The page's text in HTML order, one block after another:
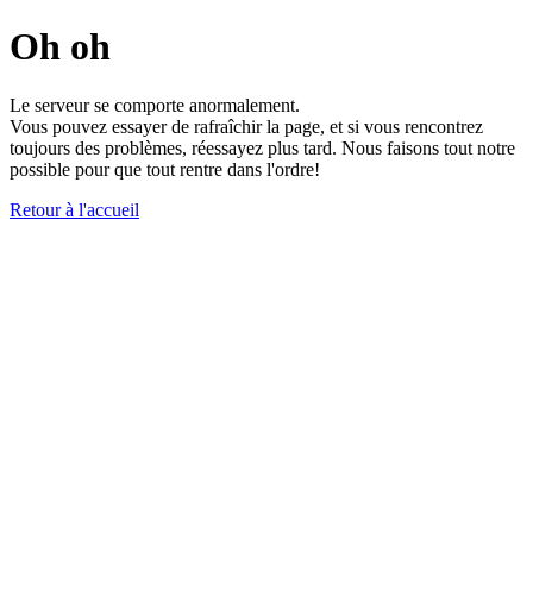
Oh oh
Le serveur se comporte anormalement.
Vous pouvez essayer de rafraîchir la page, et si vous rencontrez
toujours des problèmes, réessayez plus tard. Nous faisons tout notre
possible pour que tout rentre dans l'ordre!
Retour à l'accueil